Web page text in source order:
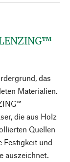
das
Materialien.
die aus Holz
Quellen
Festigkeit und
auszeichnet.